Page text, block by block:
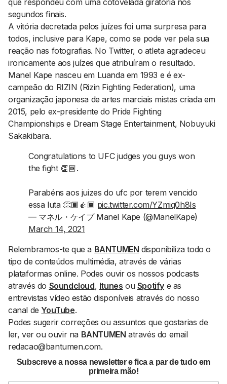
que respondeu com uma cotovelada giratória nos
segundos finais.
A vitória decretada pelos juízes foi uma surpresa para
todos, inclusive para Kape, como se pode ver pela sua
reação nas fotografias. No Twitter, o atleta agradeceu
ironicamente aos juízes que atribuíram o resultado.
Manel Kape nasceu em Luanda em 1993 e é ex-
campeão do RIZIN (Rizin Fighting Federation), uma
organização japonesa de artes marciais mistas criada em
2015, pelo ex-presidente do Pride Fighting
Championships e Dream Stage Entertainment, Nobuyuki
Sakakibara.
Congratulations to UFC judges you guys won
the fight 👏🏾.
Parabéns aos juizes do ufc por terem vencido
essa luta 👏🏾👍🏾 pic.twitter.com/YZmiq0h8Is
— マネル・ケイプ Manel Kape (@ManelKape)
March 14, 2021
Relembramos-te que a BANTUMEN disponibiliza todo o
tipo de conteúdos multimédia, através de várias
plataformasonline. Podes ouvir os nossos podcasts
através do Soundcloud, Itunes ou Spotify e as
entrevistas vídeo estão disponíveis através do nosso
canal de YouTube.
Podes sugerir correções ou assuntos que gostarias de
ler, ver ou ouvir na BANTUMEN através do email
redacao@bantumen.com.
Subscreve a nossa newsletter e fica a par de tudo em
primeira mão!